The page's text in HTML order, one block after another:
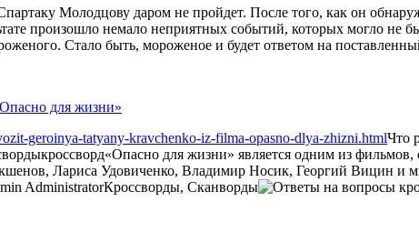
Молодцову даром не пройдет. После того, как он
произошло немало неприятных событий, которых могло не
Стало быть, мороженое и будет ответом на
geroinya-tatyany-kravchenko-iz-filma-opasno-dlya-zhizni.htmlЧто
кроссворд«Опасно для жизни» является одним из
Лариса Удовиченко, Владимир Носик, Георгий Вицин и
AdministratorКроссворды, Сканворды